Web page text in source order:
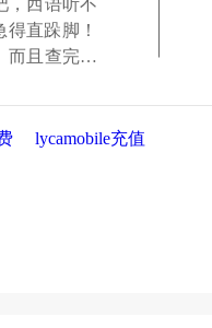
直跺脚！
而且查完余
lycamobile充值